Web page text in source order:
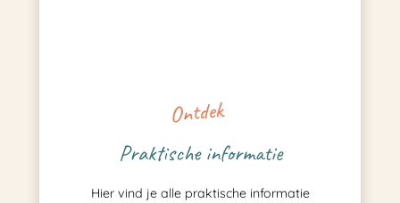
Ontdek
Praktische informatie
Hier vind je alle praktische informatie